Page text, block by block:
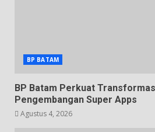
BP BATAM
BP Batam Perkuat
Pengembangan Super Apps
Agustus 4, 2026